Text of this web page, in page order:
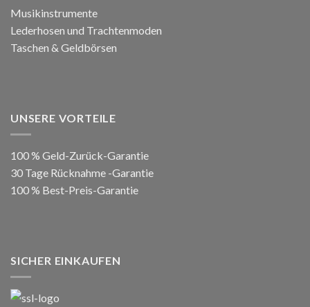
Musikinstrumente
Lederhosen und Trachtenmoden
Taschen & Geldbörsen
UNSERE VORTEILE
100 % Geld-Zurück-Garantie
30 Tage Rücknahme -Garantie
100 % Best-Preis-Garantie
SICHER EINKAUFEN